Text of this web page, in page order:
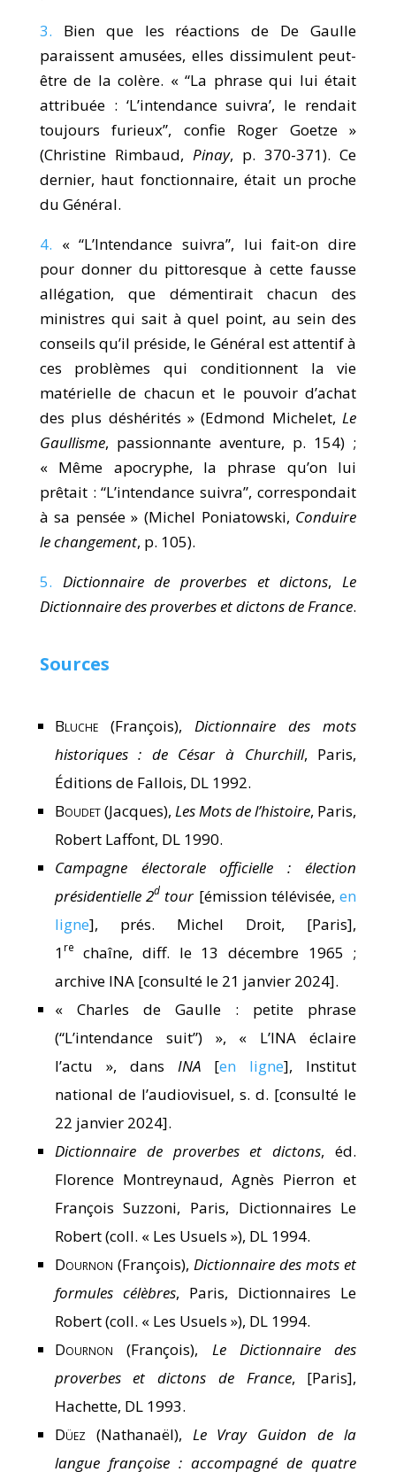
3. Bien que les réactions de De Gaulle
paraissent amusées, elles dissimulent peut-
être de la colère. « “La phrase qui lui était
attribuée : ‘L’intendance suivra’, le rendait
toujours furieux”, confie Roger Goetze »
(Christine Rimbaud, Pinay, p. 370-371). Ce
dernier, haut fonctionnaire, était un proche
du Général.
4. « “L’Intendance suivra”, lui fait-on dire
pour donner du pittoresque à cette fausse
allégation, que démentirait chacun des
ministres qui sait à quel point, au sein des
conseils qu’il préside, le Général est attentif à
ces problèmes qui conditionnent la vie
matérielle de chacun et le pouvoir d’achat
des plus déshérités » (Edmond Michelet, Le
Gaullisme, passionnante aventure, p. 154) ;
« Même apocryphe, la phrase qu’on lui
prêtait : “L’intendance suivra”, correspondait
à sa pensée » (Michel Poniatowski, Conduire
le changement, p. 105).
5.
Dictionnaire de proverbes et dictons, Le
Dictionnaire des proverbes et dictons de France.
Sources
Bluche(François), Dictionnaire des mots
historiques : de César à Churchill, Paris,
Éditions de Fallois, DL 1992.
Boudet(Jacques), Les Mots de l’histoire, Paris,
Robert Laffont, DL 1990.
Campagne électorale officielle : élection
présidentielle 2d tour[émission télévisée,en
ligne], prés. Michel Droit, [Paris],
1 re
chaîne, diff. le 13 décembre 1965 ;
archive INA [consulté le 21 janvier 2024].
« Charles de Gaulle : petite phrase
(“L’intendance suit”) », « L’INA éclaire
l’actu », dans INA [en ligne], Institut
national de l’audiovisuel, s. d. [consulté le
22 janvier 2024].
Dictionnaire de proverbes et dictons, éd.
Florence Montreynaud, Agnès Pierron et
François Suzzoni, Paris, Dictionnaires Le
Robert (coll. « Les Usuels »), DL 1994.
Dournon (François), Dictionnaire des mots et
formules célèbres, Paris, Dictionnaires Le
Robert (coll. « Les Usuels »), DL 1994.
Dournon (François), Le Dictionnaire des
proverbes et dictons de France, [Paris],
Hachette, DL 1993.
Düez (Nathanaël), Le Vray Guidon de la
langue françoise : accompagné de quatre